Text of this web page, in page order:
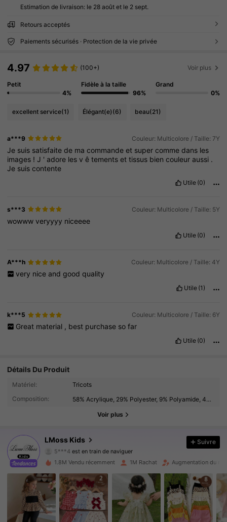
Estimation de livraison: le 28 août et le 2 sept.
Retours acceptés
Paiements sécurisés · Protection de la vie privée
4.97 (100+) Voir plus
Petit
4%
Fidèle à la taille
96%
Grand
0%
excellent service(1) Élégant(e)(6) beau(21)
a***9 Couleur: Multicolore / Taille: 7Y
Je suis satisfaitede macommandeet supercommedans les
images !J ' adore lesvêtementsettissus biencouleur aussi .
Je suiscontente
Utile (0)
s***3 Couleur: Multicolore / Taille: 5Y
wowwwveryyyy niceeee
Utile (0)
A***h Couleur: Multicolore / Taille: 4Y
very nice and good quality
Utile (1)
k***5 Couleur: Multicolore / Taille: 6Y
Great material , best purchase so far
Utile (0)
Détails Du Produit
Matériel:
Tricots
Composition:
58% Acrylique, 29% Polyester, 9% Polyamide, 4% Laine
Voir plus
LMoss Kids
348K Suiveurs
4.92 348K Suiveurs
4.92 348K Suiveurs
4.92 348K Suiveurs
Suivre
1.8M Vendu récemment 1M Rachat Augmentation du